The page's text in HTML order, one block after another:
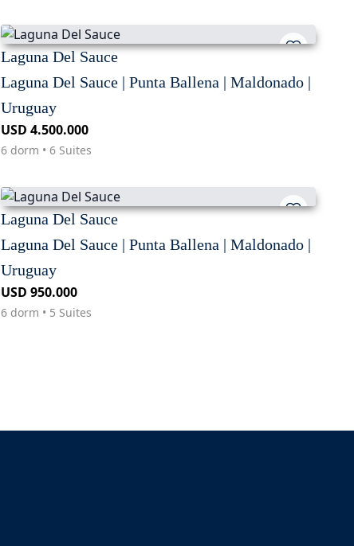
Laguna Del Sauce
Laguna Del Sauce | Punta Ballena | Maldonado |
Uruguay
USD 4.500.000
6 dorm • 6 Suites
Laguna Del Sauce
Laguna Del Sauce | Punta Ballena | Maldonado |
Uruguay
USD 950.000
6 dorm • 5 Suites